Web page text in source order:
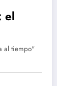
el
al tiempo"